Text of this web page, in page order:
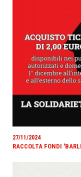
27/11/2024
RACCOLTA FONDI